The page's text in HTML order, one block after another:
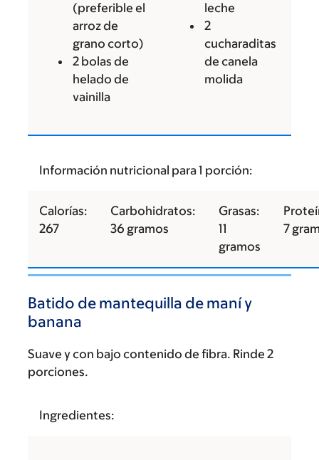
(preferible el
arroz de
grano corto)
2 bolas de
helado de
vainilla
leche
2
cucharaditas
de canela
molida
Información nutricional para 1 porción:
Calorías:
267
Carbohidratos:
36 gramos
Grasas:
11
gramos
7
Batido de mantequilla de maní y
banana
Suave y con bajo contenido de fibra. Rinde 2
porciones.
Ingredientes: